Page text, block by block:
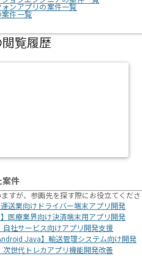
ォンアプリの案件一覧
案件一覧
覧履歴
案件
すが、参画先を探す際にお役立てくだ
運送業向けドライバー端末アプリ開発
】医療業界向け決済端末用アプリ開発
自社サービス向けアプリ開発支援
Java】輸送管理システム向け開発
次世代トレカアプリ機能開発改善